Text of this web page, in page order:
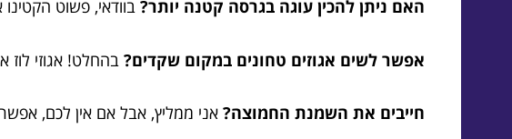
האם ניתן להכין עוגה בגרסה קטנה יותר? בוודאי, פשוט
אפשר לשים אגוזים טחונים במקום שקדים? בהחלט! אגוזי לוז
חייבים את השמנת החמוצה? אני ממליץ, אבל אם אין לכם,